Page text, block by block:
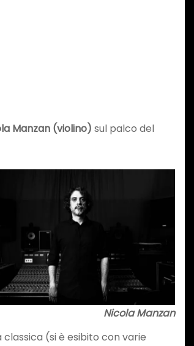
Manzan (violino) sul palco del
Nicola Manzan
(si è esibito con varie